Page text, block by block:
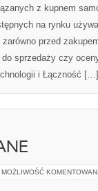
z kupnem
na rynku
przed
sprzedaży czy
i Łączność […]
MOŻLIWOŚĆ